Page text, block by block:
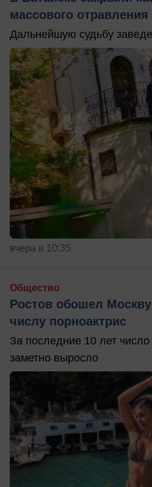
массового отравления
Дальнейшую судьбу
вчера в 10:35
Общество
Ростов обошел
числу порноактрис
За последние 10 лет
заметно выросло